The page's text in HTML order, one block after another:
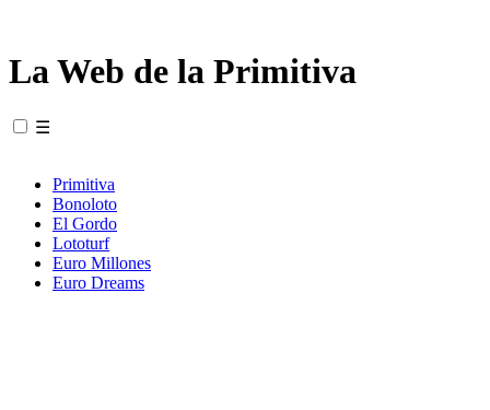
La Web de la Primitiva
☰
Primitiva
Bonoloto
El Gordo
Lototurf
Euro Millones
Euro Dreams